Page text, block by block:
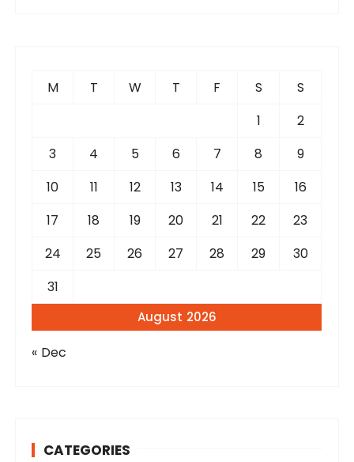
August 2026
M T W T F S
S
1
2
3
4 5 6 7 8
9
10
11 12 13 14 15
16
17
18 19 20 21 22
23
24
25 26 27 28 29
30
31
« Dec
CATEGORIES